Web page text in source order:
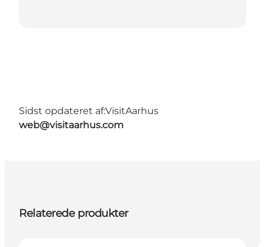
Sidst opdateret af:VisitAarhus
web@visitaarhus.com
Relaterede produkter